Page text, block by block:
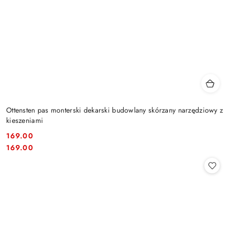
Ottensten pas monterski dekarski budowlany skórzany narzędziowy z
kieszeniami
Cena:
169.00
Cena:
169.00